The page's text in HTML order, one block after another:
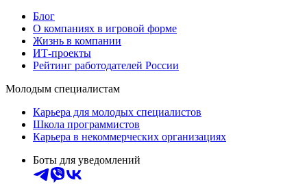
Блог
О компаниях в игровой форме
Жизнь в компании
ИТ-проекты
Рейтинг работодателей России
Молодым специалистам
Карьера для молодых специалистов
Школа программистов
Карьера в некоммерческих организациях
Боты для уведомлений